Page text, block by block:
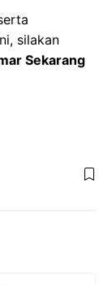
silakan
Sekarang